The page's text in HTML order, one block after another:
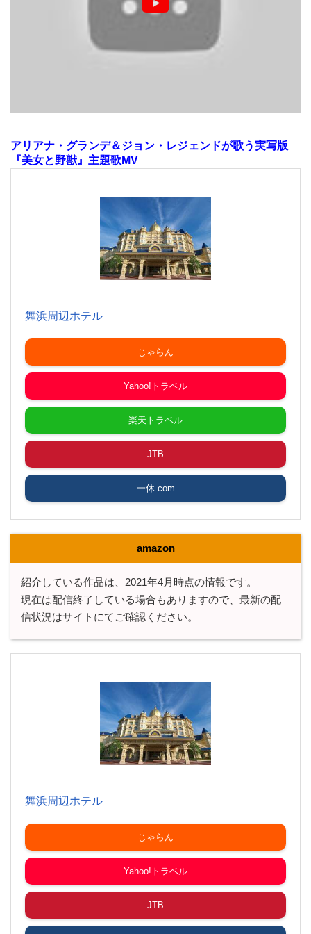
アリアナ・グランデ＆ジョン・レジェンドが歌う実写版
『美女と野獣』主題歌MV
舞浜周辺ホテル
じゃらん
Yahoo!トラベル
楽天トラベル
JTB
一休.com
amazon
紹介している作品は、2021年4月時点の情報です。
現在は配信終了している場合もありますので、最新の配
信状況はサイトにてご確認ください。
舞浜周辺ホテル
じゃらん
Yahoo!トラベル
JTB